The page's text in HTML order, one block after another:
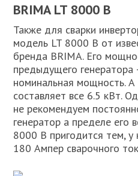
BRIMA LT 8000 B
Также для сварки
модель LT 8000 B от
бренда BRIMA. Его
предыдущего
номинальная мощность. А
составляет все 6.5 кВт.
не рекомендуем
генератор а пределе его
8000 B пригодится тем,
180 Ампер сварочного